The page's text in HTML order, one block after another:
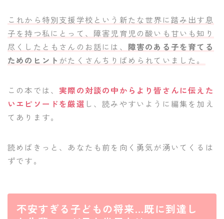
これから特別支援学校という新たな世界に踏み出す息
子を持つ私にとって、障害児育児の酸いも甘いも知り
尽くしたともさんのお話には、 障害のある子を育てる
ためのヒント がたくさんちりばめられていました。
この本では、 実際の対談の中からより皆さんに伝えた
いエピソードを厳選 し、読みやすいように編集を加え
てあります。
読めばきっと、あなたも前を向く勇気が湧いてくるは
ずです。
不安すぎる子どもの将来…既に到達し